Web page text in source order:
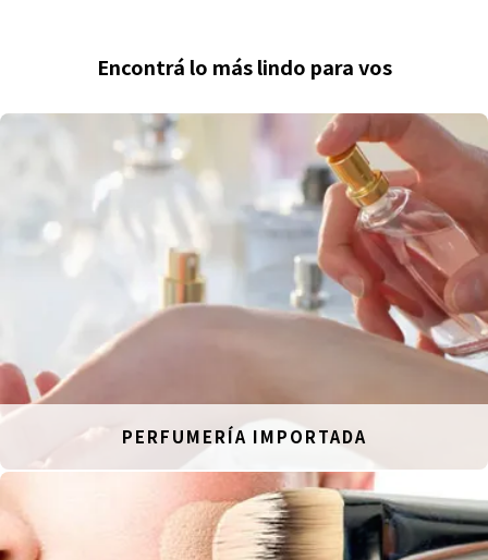
Encontrá lo más lindo para vos
PERFUMERÍA IMPORTADA